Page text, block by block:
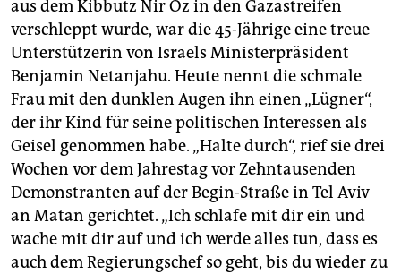
aus dem Kibbutz Nir Oz in den Gazastreifen
verschleppt wurde, war die 45-Jährige eine treue
Unterstützerin von Israels Ministerpräsident
Benjamin Netanjahu. Heute nennt die schmale
Frau mit den dunklen Augen ihn einen „Lügner“,
der ihr Kind für seine politischen Interessen als
Geisel genommen habe. „Halte durch“, rief sie drei
Wochen vor dem Jahrestag vor Zehntausenden
Demonstranten auf der Begin-Straße in Tel Aviv
an Matan gerichtet. „Ich schlafe mit dir ein und
wache mit dir auf und ich werde alles tun, dass es
auch dem Regierungschef so geht, bis du wieder zu